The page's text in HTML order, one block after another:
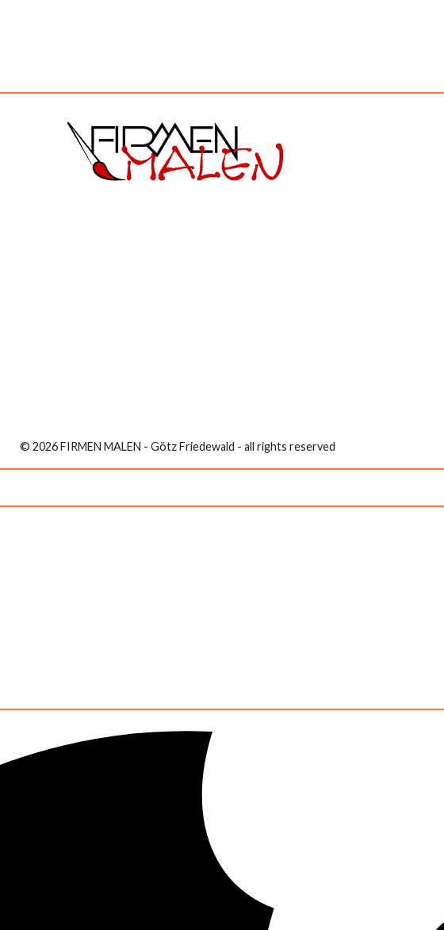
© 2026 FIRMEN MALEN - Götz Friedewald - all rights reserved